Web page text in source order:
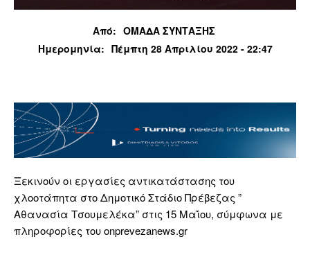
Από: ΟΜΑΔΑ ΣΥΝΤΑΞΗΣ
Ημερομηνία: Πέμπτη 28 Απριλίου 2022 - 22:47
Ξεκινούν οι εργασίες αντικατάστασης του
χλοοτάπητα στο Δημοτικό Στάδιο Πρέβεζας ”
Αθανασία Τσουμελέκα” στις 15 Μαΐου, σύμφωνα με
πληροφορίες του onprevezanews.gr